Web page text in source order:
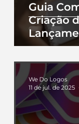
Guia
Criação
We Do Logos
11 de jul. de 2025